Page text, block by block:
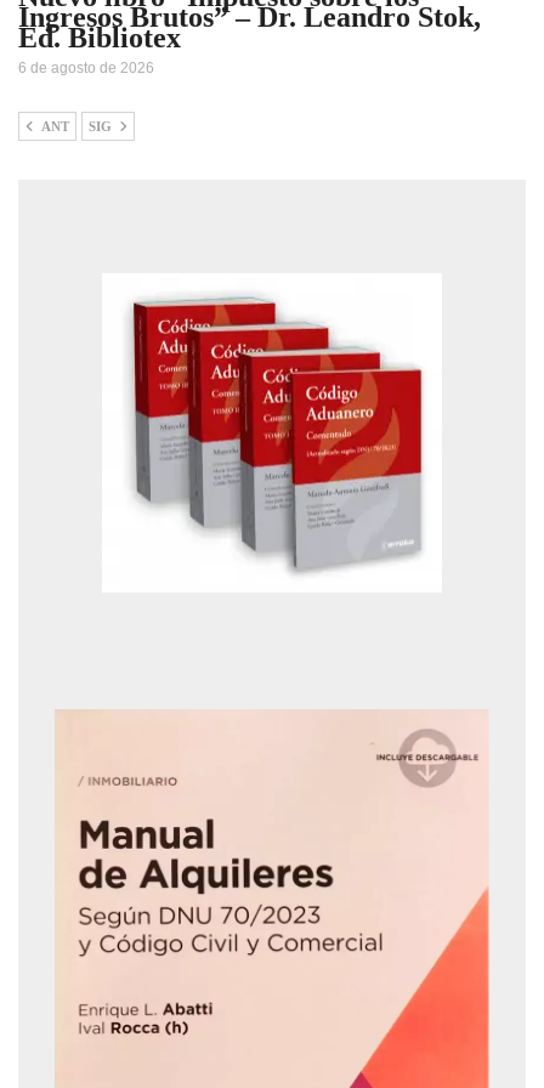
Ingresos Brutos” – Dr. Leandro Stok,
Ed. Bibliotex
6 de agosto de 2026
ANT SIG